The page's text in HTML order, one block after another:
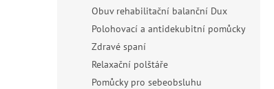
Obuv rehabilitační balanční Dux
Polohovací a antidekubitní pomůcky
Zdravé spaní
Relaxační polštáře
Pomůcky pro sebeobsluhu